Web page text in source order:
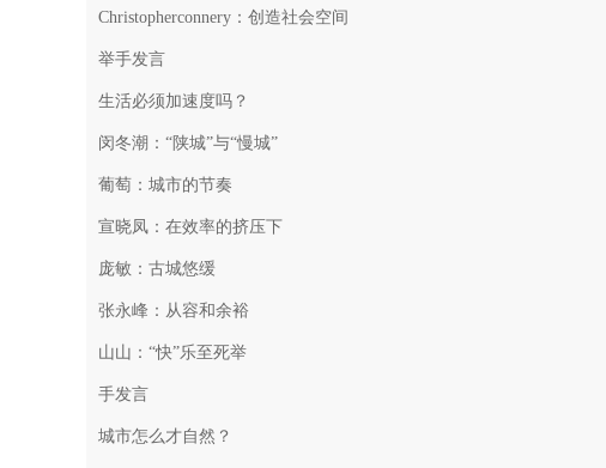
Christopherconnery：创造社会空间
举手发言
生活必须加速度吗？
闵冬潮：“陕城”与“慢城”
葡萄：城市的节奏
宣晓凤：在效率的挤压下
庞敏：古城悠缓
张永峰：从容和余裕
山山：“快”乐至死举
手发言
城市怎么才自然？